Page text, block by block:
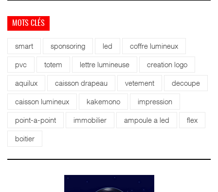
MOTS CLÉS
smart sponsoring led coffre lumineux
pvc totem lettre lumineuse creation logo
aquilux caisson drapeau vetement decoupe
caisson lumineux kakemono impression
point-a-point immobilier ampoule a led flex
boitier